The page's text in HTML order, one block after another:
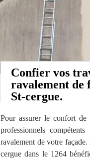
Confier vos
ravalement de
St-cergue.
Pour assurer le confort
professionnels
ravalement de votre
cergue dans le 1264